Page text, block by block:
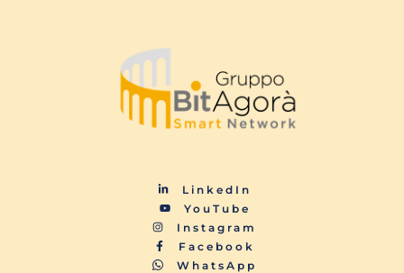
LinkedIn
YouTube
Instagram
Facebook
WhatsApp